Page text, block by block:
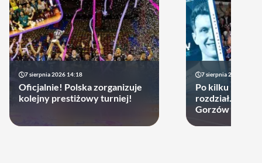
7 sierpnia 2026 14:18
Oficjalnie! Polska zorganizuje
kolejny prestiżowy turniej!
7 sierpnia 2026 13:49
Po kilku latach
rozdział.
Gorzów może